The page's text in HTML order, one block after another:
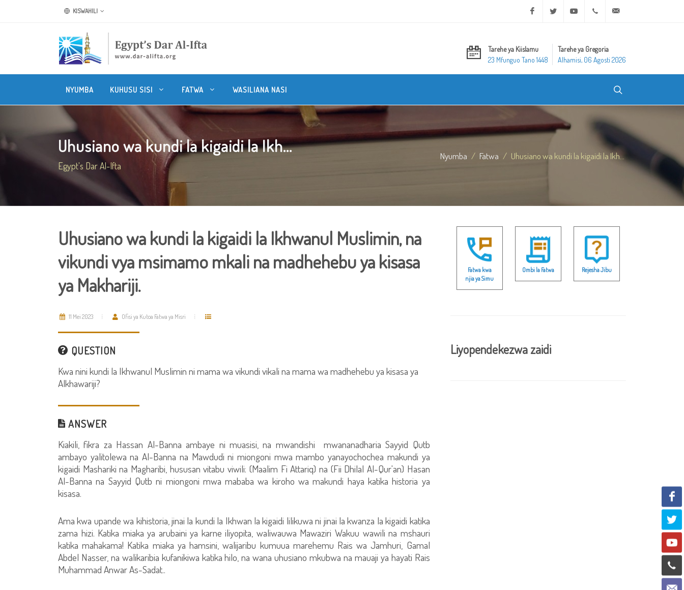
KISWAHILI Facebook Twitter Youtube +20 2 25970400
Tarehe ya Kiislamu
23 Mfunguo Tano 1448
Tarehe ya Gregoria
Alhamisi, 06 Agosti 2026
NYUMBA KUHUSU SISI FATWA WASILIANA NASI
Uhusiano wa kundi la kigaidi la Ikh...
Egypt's Dar Al-Ifta
Nyumba Fatwa Uhusiano wa kundi la kigaidi la Ikh...
Uhusiano wa kundi la kigaidi la Ikhwanul Muslimin, na
vikundi vya msimamo mkali na madhehebu ya kisasa
ya Makhariji.
11 Mei 2023 Ofisi ya Kutoa Fatwa ya Misri
QUESTION
Kwa nini kundi la Ikhwanul Muslimin ni mama wa vikundi vikali na mama wa madhehebu ya kisasa ya
Alkhawariji?
ANSWER
Kiakili, fikra za Hassan Al-Banna ambaye ni muasisi, na mwandishi mwananadharia Sayyid Qutb
ambayo yalitolewa na Al-Banna na Mawdudi ni miongoni mwa mambo yanayochochea makundi ya
kigaidi Mashariki na Magharibi, hususan vitabu viwili: (Maalim Fi Attariq) na (Fii Dhilal Al-Qur'an) Hasan
Al-Banna na Sayyid Qutb ni miongoni mwa mababa wa kiroho wa makundi haya katika historia ya
kisasa.
Ama kwa upande wa kihistoria, jinai la kundi la Ikhwan la kigaidi lilikuwa ni jinai la kwanza la kigaidi katika
zama hizi. Katika miaka ya arubaini ya karne iliyopita, waliwauwa Mawaziri Wakuu wawili na mshauri
katika mahakama! Katika miaka ya hamsini, walijaribu kumuua marehemu Rais wa Jamhuri, Gamal
Abdel Nasser, na walikaribia kufanikiwa katika hilo, na wana uhusiano mkubwa na mauaji ya hayati Rais
Muhammad Anwar As-Sadat..
Fatwa kwa
njia ya Simu
Ombi la Fatwa Rejesha Jibu
Liyopendekezwa zaidi